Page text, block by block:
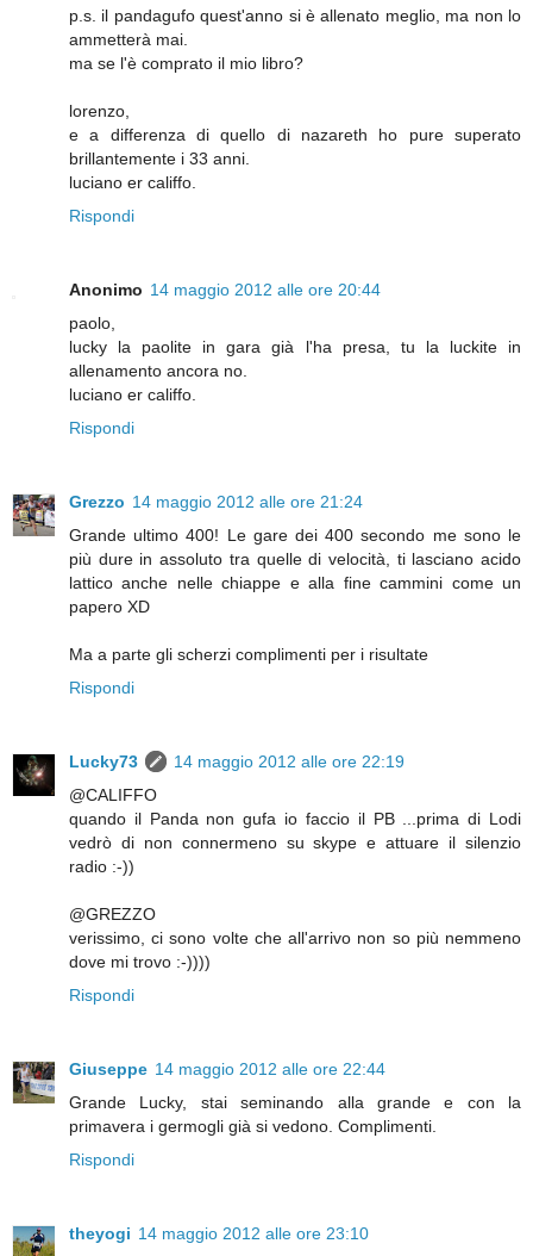
p.s. il pandagufo quest'anno si è allenato meglio, ma non lo
ammetterà mai.
ma se l'è comprato il mio libro?
lorenzo,
e a differenza di quello di nazareth ho pure superato
brillantemente i 33 anni.
luciano er califfo.
Rispondi
Anonimo 14 maggio 2012 alle ore 20:44
paolo,
lucky la paolite in gara già l'ha presa, tu la luckite in
allenamento ancora no.
luciano er califfo.
Rispondi
Grezzo 14 maggio 2012 alle ore 21:24
Grande ultimo 400! Le gare dei 400 secondo me sono le
più dure in assoluto tra quelle di velocità, ti lasciano acido
lattico anche nelle chiappe e alla fine cammini come un
papero XD
Ma a parte gli scherzi complimenti per i risultate
Rispondi
Lucky73
14 maggio 2012 alle ore 22:19
@CALIFFO
quando il Panda non gufa io faccio il PB ...prima di Lodi
vedrò di non connermeno su skype e attuare il silenzio
radio :-))
@GREZZO
verissimo, ci sono volte che all'arrivo non so più nemmeno
dove mi trovo :-))))
Rispondi
Giuseppe 14 maggio 2012 alle ore 22:44
Grande Lucky, stai seminando alla grande e con la
primavera i germogli già si vedono. Complimenti.
Rispondi
theyogi 14 maggio 2012 alle ore 23:10